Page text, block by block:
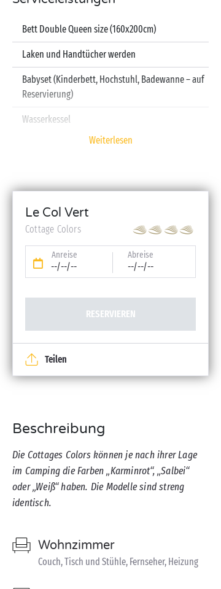
Bett Double Queen size (160x200cm)
Laken und Handtücher werden
Babyset (Kinderbett, Hochstuhl, Badewanne – auf
Reservierung)
Wasserkessel
Weiterlesen
Le Col Vert
Cottage Colors
Anreise
--/--/--
Abreise
--/--/--
RESERVIEREN
Teilen
Beschreibung
Die Cottages Colors können je nach ihrer Lage
im Camping die Farben „Karminrot“, „Salbei“
oder „Weiß“ haben. Die Modelle sind streng
identisch.
Wohnzimmer
Couch, Tisch und Stühle, Fernseher, Heizung